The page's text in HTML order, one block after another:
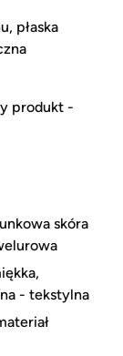
płaska
produkt -
skóra
- tekstylna